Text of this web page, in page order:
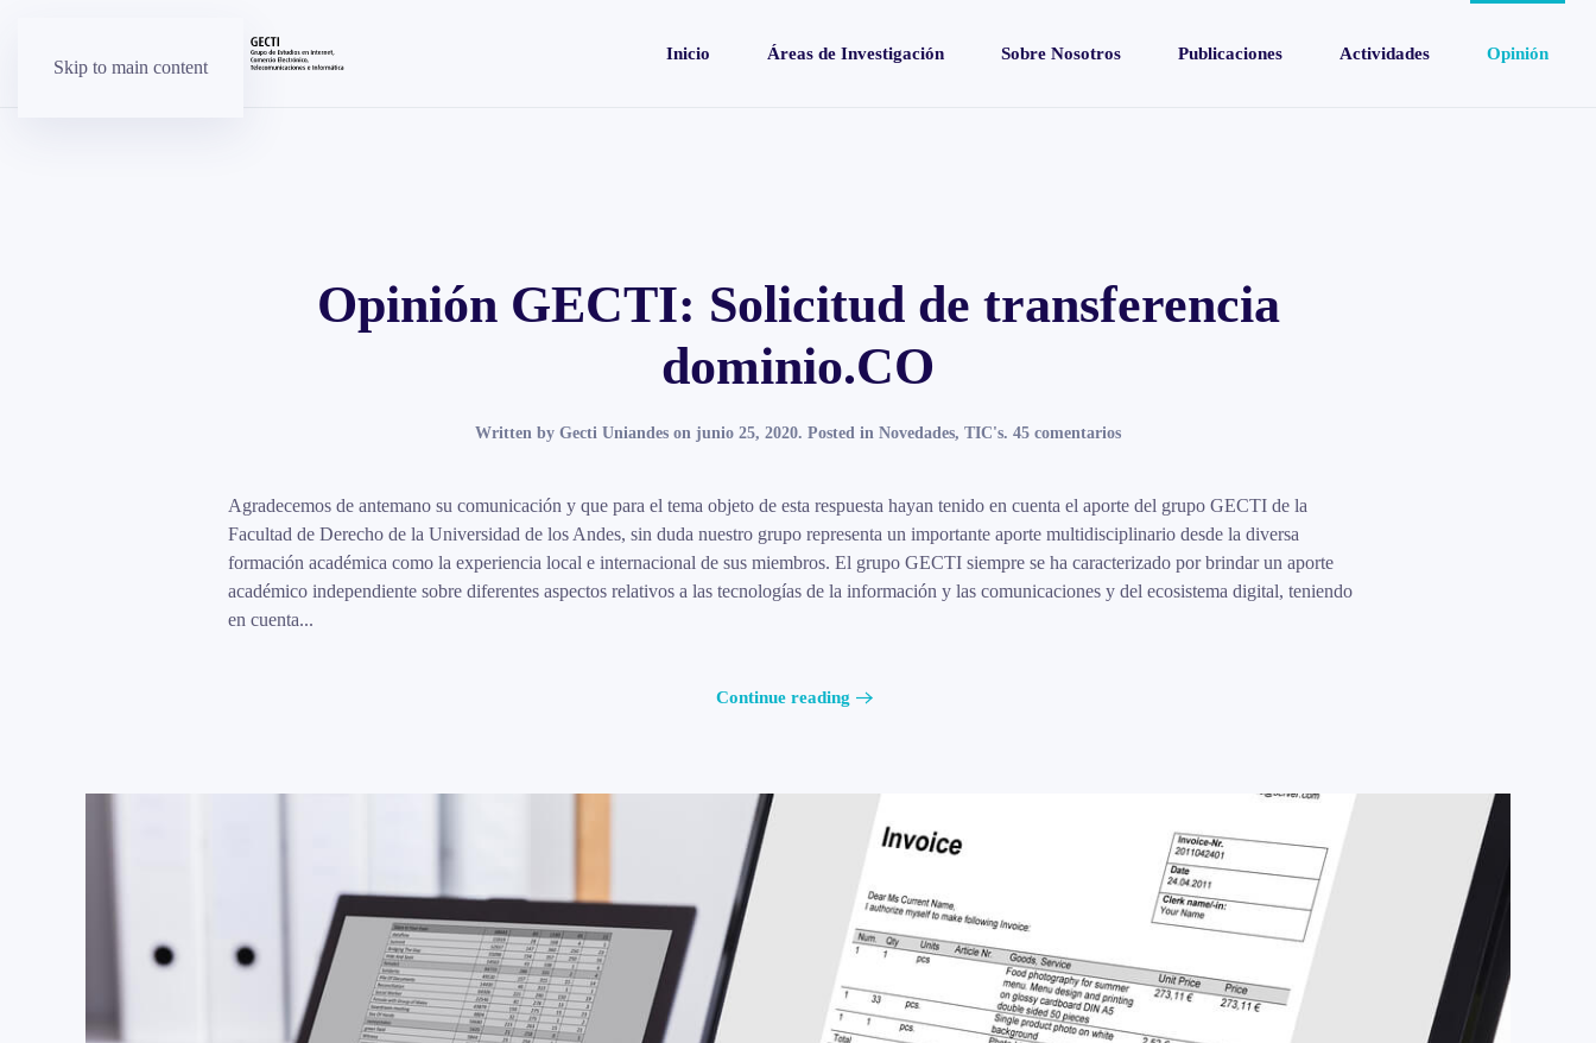
Skip to main content
Inicio Áreas de Investigación Sobre Nosotros Publicaciones Actividades Opinión
Opinión GECTI: Solicitud de transferencia
dominio.CO
Written by Gecti Uniandes on junio 25, 2020. Posted in Novedades, TIC's. 45 comentariosen
Solicitud
transferencia
dominio.CO
Agradecemos de antemano su comunicación y que para el tema objeto de esta respuesta hayan tenido en cuenta el aporte del grupo GECTI de la
Facultad de Derecho de la Universidad de los Andes, sin duda nuestro grupo representa un importante aporte multidisciplinario desde la diversa
formación académica como la experiencia local e internacional de sus miembros. El grupo GECTI siempre se ha caracterizado por brindar un aporte
académico independiente sobre diferentes aspectos relativos a las tecnologías de la información y las comunicaciones y del ecosistema digital, teniendo
en cuenta...
Continue reading